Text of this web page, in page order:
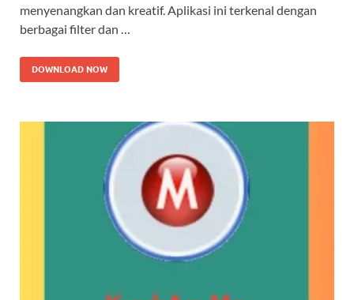
menyenangkan dan kreatif. Aplikasi ini terkenal dengan
berbagai filter dan …
DOWNLOAD NOW